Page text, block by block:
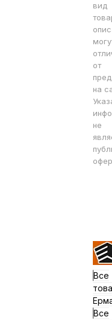
вид
от
на
не
Все
Все